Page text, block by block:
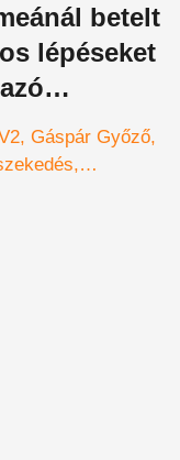
betelt
lépéseket
Gáspár Győző